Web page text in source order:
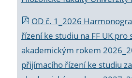
OD č. 1_2026
řízení ke studiu na FF UK pro
akademickým rokem
přijímacího řízení ke studiu